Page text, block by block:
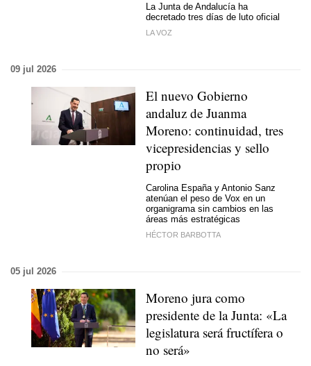
La Junta de Andalucía ha
decretado tres días de luto oficial
LA VOZ
09 jul 2026
El nuevo Gobierno
andaluz de Juanma
Moreno: continuidad, tres
vicepresidencias y sello
propio
Carolina España y Antonio Sanz
atenúan el peso de Vox en un
organigrama sin cambios en las
áreas más estratégicas
HÉCTOR BARBOTTA
05 jul 2026
Moreno jura como
presidente de la Junta: «La
legislatura será fructífera o
no será»